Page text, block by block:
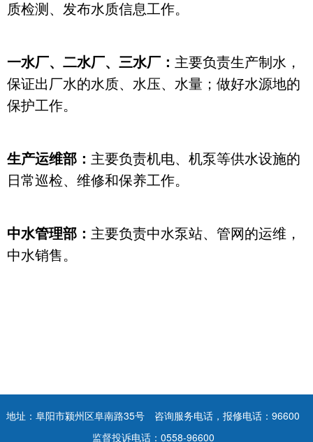
质检测、发布水质信息工作。
一水厂、二水厂、三水厂： 主要负责生产制水，
保证出厂水的水质、水压、水量；做好水源地的
保护工作。
生产运维部： 主要负责机电、机泵等供水设施的
日常巡检、维修和保养工作。
中水管理部： 主要负责中水泵站、管网的运维，
中水销售。
地址：阜阳市颍州区阜南路35号
咨询服务电话，报修电话：96600
监督投诉电话：0558-96600